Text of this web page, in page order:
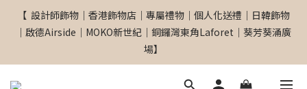
【  設計師飾物｜香港飾物店｜專屬禮物｜個人化送禮｜日韓飾物
｜啟德Airside｜MOKO新世紀｜銅鑼灣東角Laforet｜葵芳葵涌廣
場】
【  設計師飾物｜香港飾物店｜專屬禮物｜個人化送禮｜日韓飾物
｜啟德Airside｜MOKO新世紀｜銅鑼灣東角Laforet｜葵芳葵涌廣
場】